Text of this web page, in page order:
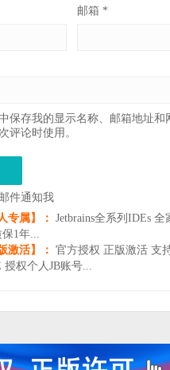
邮箱 *
保存我的显示名称、邮箱地址和
评论时使用。
件通知我
专属】：
Jetbrains全系列IDEs 全
1年...
激活】：
官方授权 正版激活 支
权个人JB账号...